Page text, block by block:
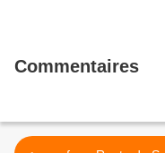
Commentaires